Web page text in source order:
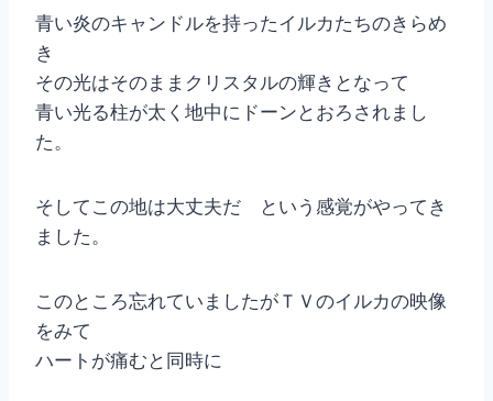
青い炎のキャンドルを持ったイルカたちのきらめ
き
その光はそのままクリスタルの輝きとなって
青い光る柱が太く地中にドーンとおろされまし
た。
そしてこの地は大丈夫だ という感覚がやってき
ました。
このところ忘れていましたがＴＶのイルカの映像
をみて
ハートが痛むと同時に